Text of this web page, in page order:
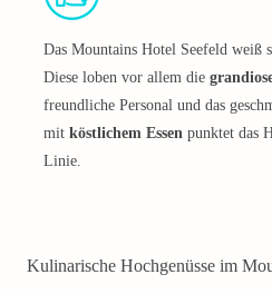
Das Mountains Hotel Seefeld weiß
Diese loben vor allem die
freundliche Personal und das
mit köstlichem Essen punktet das
Linie.
Kulinarische Hochgenüsse im